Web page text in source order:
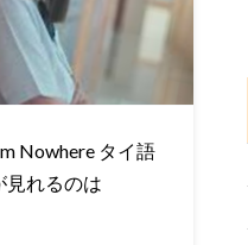
Nowhere タイ語
見れるのは